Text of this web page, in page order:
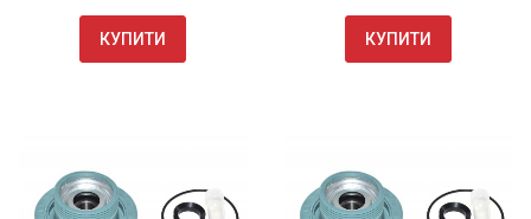
КУПИТИ КУПИТИ